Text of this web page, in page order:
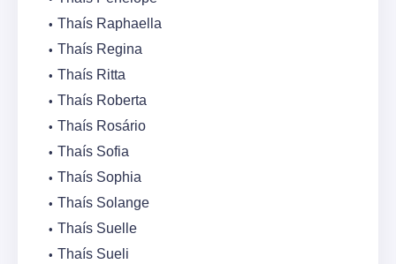
Thaís Raphaella
Thaís Regina
Thaís Ritta
Thaís Roberta
Thaís Rosário
Thaís Sofia
Thaís Sophia
Thaís Solange
Thaís Suelle
Thaís Sueli